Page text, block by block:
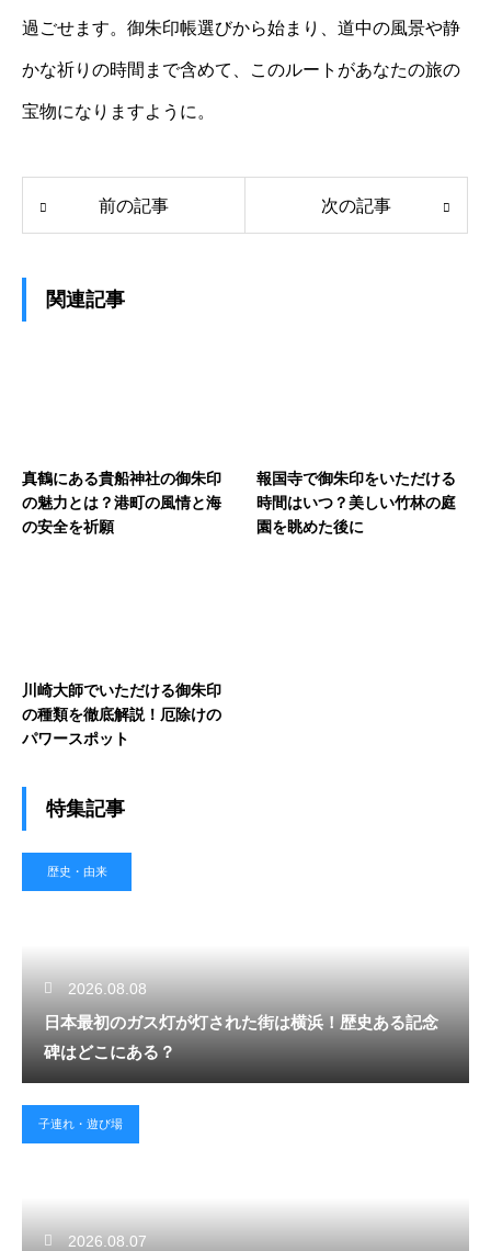
過ごせます。御朱印帳選びから始まり、道中の風景や静
かな祈りの時間まで含めて、このルートがあなたの旅の
宝物になりますように。
前の記事 次の記事
関連記事
真鶴にある貴船神社の御朱印
の魅力とは？港町の風情と海
の安全を祈願
報国寺で御朱印をいただける
時間はいつ？美しい竹林の庭
園を眺めた後に
川崎大師でいただける御朱印
の種類を徹底解説！厄除けの
パワースポット
特集記事
歴史・由来
2026.08.08
日本最初のガス灯が灯された街は横浜！歴史ある記念
碑はどこにある？
子連れ・遊び場
2026.08.07